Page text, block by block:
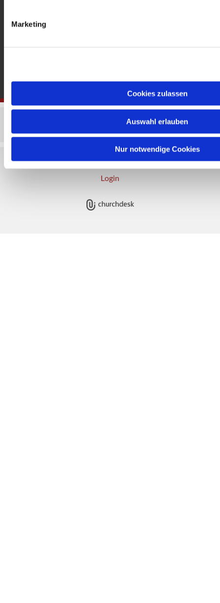
Marketing
Cookies zulassen
Auswahl erlauben
Nur notwendige Cookies
Impressum Datenschutzerklärung
ChurchDesk-
Login